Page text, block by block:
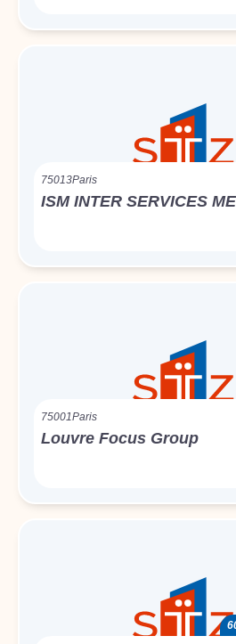
75013Paris
ISM INTER SERVICES
75001Paris
Louvre Focus Group